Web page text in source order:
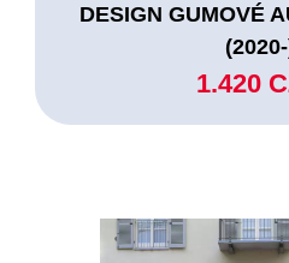
DESIGN GUMOVÉ
1.420